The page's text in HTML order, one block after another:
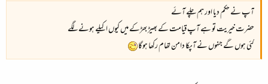
آپ نے حکم دیا اور ہم چلے آئے
حضرت خیریت تو ہے آپ قیامت کے بھیڑ بھڑکے میں کیوں اکیلے ہونے لگے
کئی ہوں گے جنہوں نے آپکا دامن تھام رکھا ہوگا